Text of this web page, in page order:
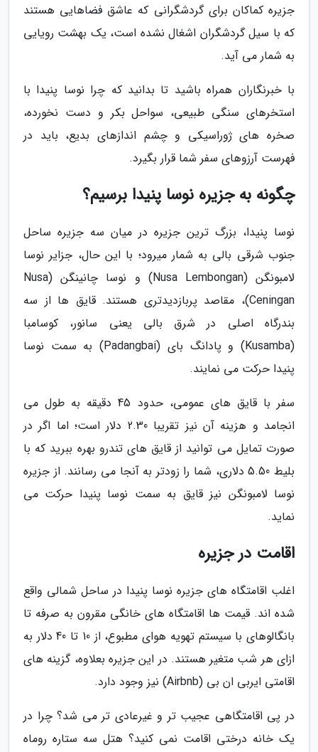
جزیره کماکان برای گردشگرانی که عاشق فضاهایی هستند
که با سیل گردشگران اشغال نشده است، یک بهشت رویایی
به شمار می آید.
با خبرنگاران همراه باشید تا بدانید که چرا نوسا پنیدا با
استخرهای سنگی طبیعی، سواحل بکر و دست نخورده،
صخره های ژوراسیکی و چشم اندازهای بدیع، باید در
فهرست آرزوهای سفر شما قرار بگیرد.
چگونه به جزیره نوسا پنیدا برسیم؟
نوسا پنیدا، بزرگ ترین جزیره در میان سه جزیره ساحل
جنوب شرقی بالی به شمار میرود؛ با این حال، جزایر نوسا
لامبونگن (Nusa Lembongan) و نوسا چانینگن (Nusa
Ceningan)، مقاصد پربازدیدتری هستند. قایق ها از سه
بندرگاه اصلی در شرق بالی یعنی سانور، کوسامبا
(Kusamba) و پادانگ بای (Padangbai) به سمت نوسا
پنیدا حرکت می نمایند.
سفر با قایق های عمومی، حدود 45 دقیقه به طول می
انجامد و هزینه آن نیز تقریبا 2.30 دلار است؛ اما اگر در
صورت تمایل می توانید از قایق های تندرو بهره ببرید که با
بلیط 5.50 دلاری، شما را زودتر به آنجا می رسانند. از جزیره
نوسا لامبونگن نیز قایق به سمت نوسا پنیدا حرکت می
نماید.
اقامت در جزیره
اغلب اقامتگاه های جزیره نوسا پنیدا در ساحل شمالی واقع
شده اند. قیمت ها اقامتگاه های خانگی مقرون به صرفه تا
بانگالوهای با سیستم تهویه هوای مطبوع، از 10 تا 40 دلار به
ازای هر شب متغیر هستند. در این جزیره بعلاوه، گزینه های
اقامتی ایربی ان بی (Airbnb) نیز وجود دارد.
در پی اقامتگاهی عجیب تر و غیرعادی تر می شد؟ چرا در
یک خانه درختی اقامت نمی کنید؟ هتل سه ستاره روماه